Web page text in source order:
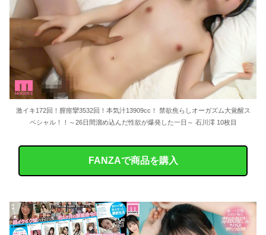
激イキ172回！膣痙攣3532回！本気汁13909cc！ 禁欲焦らしオーガズム大覚醒ス
ペシャル！！～26日間溜め込んだ性欲が爆発した一日～ 石川澪 10枚目
FANZAで商品を購入